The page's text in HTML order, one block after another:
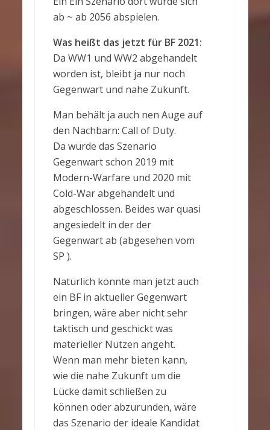
ab ~ ab 2056 abspielen.
Was heißt das jetzt für BF 2021:
Da WW1 und WW2 abgehandelt
worden ist, bleibt ja nur noch
Gegenwart und nahe Zukunft.
Man behält ja auch nen Auge auf
den Nachbarn: Call of Duty.
Da wurde das Szenario
Gegenwart schon 2019 mit
Modern-Warfare und 2020 mit
Cold-War abgehandelt und
abgeschlossen. Beides war quasi
angesiedelt in der der
Gegenwart ab (abgesehen vom
SP ).
Natürlich könnte man jetzt auch
ein BF in aktueller Gegenwart
bringen, wäre aber nicht sehr
taktisch und geschickt was
materieller Nutzen angeht.
Wenn man mehr bieten kann,
wie die nahe Zukunft um die
Lücke damit schließen zu
können oder abzurunden, wäre
das Szenario der ideale Kandidat